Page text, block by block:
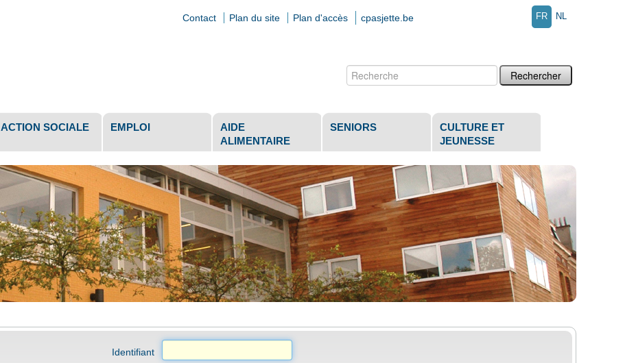
NL
FR
Contact Plan du site Plan d'accès cpasjette.be
Chercher par
ACTION SOCIALE EMPLOI
AIDE
ALIMENTAIRE
SENIORS
CULTURE ET
JEUNESSE
Identifiant